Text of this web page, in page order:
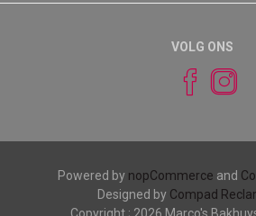
VOLG ONS
Powered by nopCommerce and
Designed by Compad